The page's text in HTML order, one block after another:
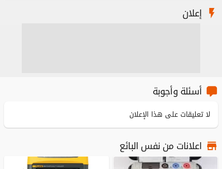
إعلان
أسئلة وأجوبة
لا تعليقات على هذا الإعلان
اعلانات من نفس البائع